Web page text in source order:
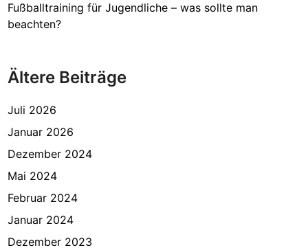
e
Fußballtraining für Jugendliche – was sollte man
beachten?
Ältere Beiträge
Juli 2026
Januar 2026
Dezember 2024
Mai 2024
Februar 2024
Januar 2024
Dezember 2023